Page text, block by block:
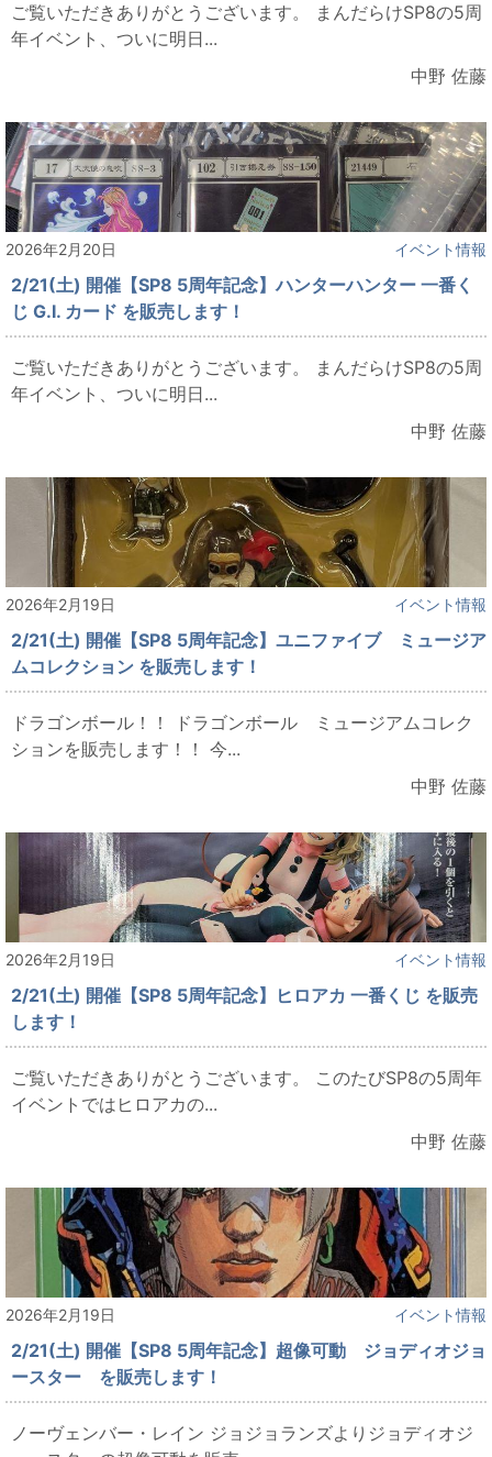
ご覧いただきありがとうございます。 まんだらけSP8の5周
年イベント、ついに明日...
中野 佐藤
2026年2月20日 イベント情報
2/21(土) 開催【SP8 5周年記念】ハンターハンター 一番く
じ G.I. カード を販売します！
ご覧いただきありがとうございます。 まんだらけSP8の5周
年イベント、ついに明日...
中野 佐藤
2026年2月19日 イベント情報
2/21(土) 開催【SP8 5周年記念】ユニファイブ ミュージア
ムコレクション を販売します！
ドラゴンボール！！ ドラゴンボール ミュージアムコレク
ションを販売します！！ 今...
中野 佐藤
2026年2月19日 イベント情報
2/21(土) 開催【SP8 5周年記念】ヒロアカ 一番くじ を販売
します！
ご覧いただきありがとうございます。 このたびSP8の5周年
イベントではヒロアカの...
中野 佐藤
2026年2月19日 イベント情報
2/21(土) 開催【SP8 5周年記念】超像可動 ジョディオジョ
ースター を販売します！
ノーヴェンバー・レイン ジョジョランズよりジョディオジ